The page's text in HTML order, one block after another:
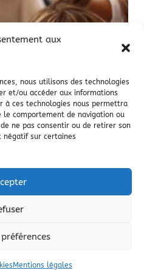
aux
nous utilisons des technologies
et/ou accéder aux informations
à ces technologies nous permettra
comportement de navigation ou
ne pas consentir ou de retirer son
négatif sur certaines
Mentions légales